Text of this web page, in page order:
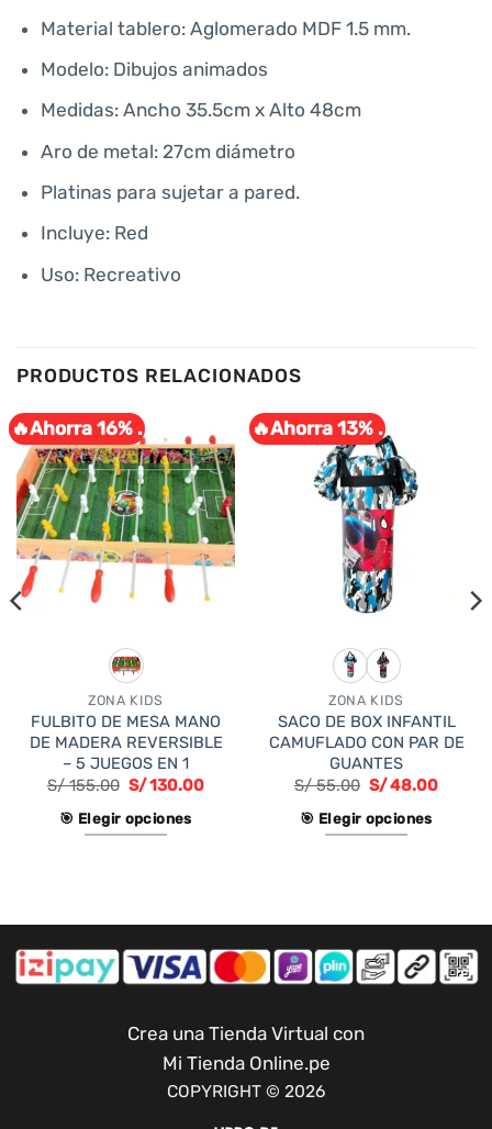
Material tablero: Aglomerado MDF 1.5 mm.
Modelo: Dibujos animados
Medidas: Ancho 35.5cm x Alto 48cm
Aro de metal: 27cm diámetro
Platinas para sujetar a pared.
Incluye: Red
Uso: Recreativo
PRODUCTOS RELACIONADOS
🔥Ahorra 16% .
ZONA KIDS
FULBITO DE MESA MANO
DE MADERA REVERSIBLE
– 5 JUEGOS EN 1
S/155.00 S/130.00
🎯 Elegir opciones
múltiples
variantes.
Las
se
elegir
🔥Ahorra 13% .
ZONA KIDS
SACO DE BOX INFANTIL
CAMUFLADO CON PAR DE
GUANTES
S/55.00 S/48.00
🎯 Elegir opciones
múltiples
variantes.
Las
Crea una Tienda Virtual con
Mi Tienda Online.pe
COPYRIGHT © 2026